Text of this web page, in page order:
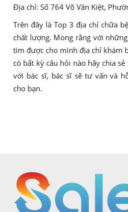
Địa chỉ: Số 764 Võ Văn Kiệt,
Trên đây là Top 3 địa chỉ chữa
chất lượng. Mong rằng với
tìm được cho mình địa chỉ khám
có bất kỳ câu hỏi nào hãy chia
với bác sĩ, bác sĩ sẽ tư vấn và
cho bạn.